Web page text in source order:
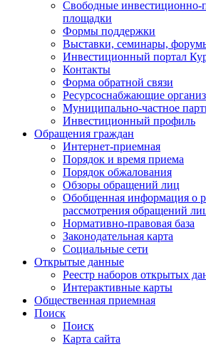
Свободные инвестиционно-
площадки
Формы поддержки
Выставки, семинары,
Инвестиционный портал
Контакты
Форма обратной связи
Ресурсоснабжающие
Муниципально-частное
Инвестиционный профиль
Обращения граждан
Интернет-приемная
Порядок и время приема
Порядок обжалования
Обзоры обращений лиц
Обобщенная информация о
рассмотрения обращений
Нормативно-правовая база
Законодательная карта
Социальные сети
Открытые данные
Реестр наборов открытых
Интерактивные карты
Общественная приемная
Поиск
Поиск
Карта сайта